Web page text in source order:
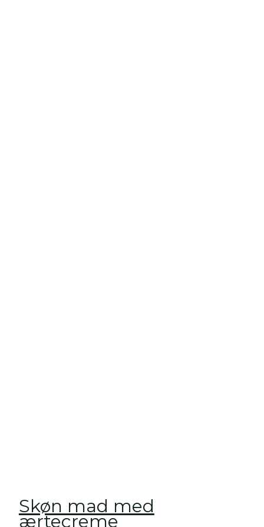
Skøn mad med
ærtecreme